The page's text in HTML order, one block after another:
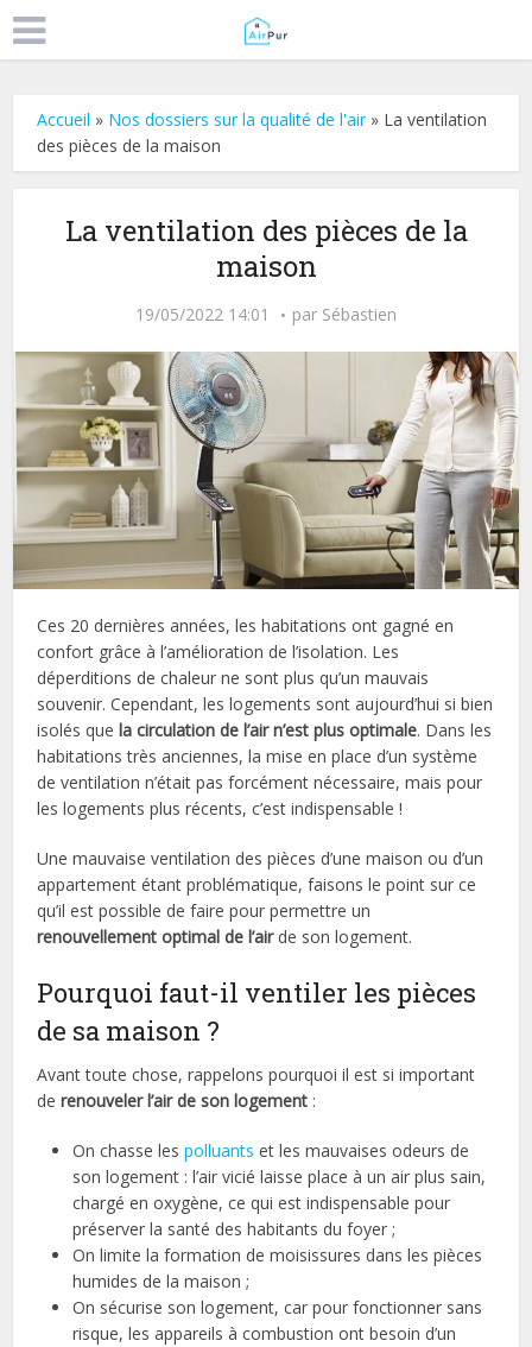
Accueil » Nos dossiers sur la qualité de l'air» La ventilation
des pièces de la maison
La ventilation des pièces de la
maison
19/05/2022 14:01 par Sébastien
Ces 20 dernières années, les habitations ont gagné en
confort grâce à l’amélioration de l’isolation. Les
déperditions de chaleur ne sont plus qu’un mauvais
souvenir. Cependant, les logements sont aujourd’hui si bien
isolés quela circulation de l’air n’est plus optimale. Dans les
habitations très anciennes, la mise en place d’un système
de ventilation n’était pas forcément nécessaire, mais pour
les logements plus récents, c’est indispensable !
Une mauvaise ventilation des pièces d’une maison ou d’un
appartement étant problématique, faisons le point sur ce
qu’il est possible de faire pour permettre un
renouvellement optimal de l’air de son logement.
Pourquoi faut-il ventiler les pièces
de sa maison ?
Avant toute chose, rappelons pourquoi il est si important
derenouveler l’air de son logement :
On chasse lespolluants et les mauvaises odeurs de
son logement : l’air vicié laisse place à un air plus sain,
chargé en oxygène, ce qui est indispensable pour
préserver la santé des habitants du foyer ;
On limite la formation de moisissures dans les pièces
humides de la maison ;
On sécurise son logement, car pour fonctionner sans
risque, les appareils à combustion ont besoin d’un